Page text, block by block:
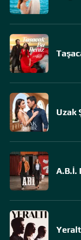
Uzak
A.B.İ.